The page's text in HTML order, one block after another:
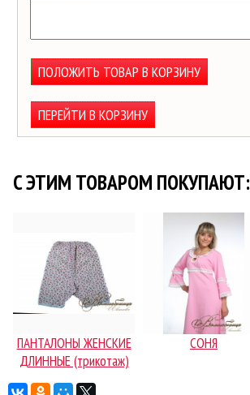
ПОЛОЖИТЬ ТОВАР В КОРЗИНУ
ПЕРЕЙТИ В КОРЗИНУ
C ЭТИМ ТОВАРОМ ПОКУПАЮТ:
ПАНТАЛОНЫ ЖЕНСКИЕ
ДЛИННЫЕ (трикотаж)
СОНЯ